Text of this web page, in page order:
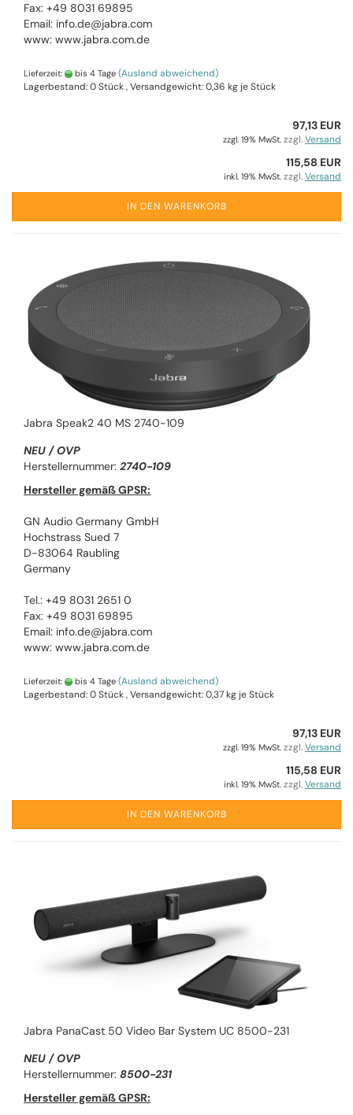
Fax: +49 8031 69895
Email: info.de@jabra.com
www: www.jabra.com.de
Lieferzeit: bis 4 Tage (Ausland abweichend)
Lagerbestand: 0 Stück , Versandgewicht:0,36 kg je Stück
97,13 EUR
zzgl. 19% MwSt. zzgl.Versand
115,58 EUR
inkl. 19% MwSt. zzgl.Versand
IN DEN WARENKORB
Jabra Speak2 40 MS 2740-109
NEU / OVP
Herstellernummer: 2740-109
Hersteller gemäß GPSR:
GN Audio Germany GmbH
Hochstrass Sued 7
D-83064 Raubling
Germany
Tel.: +49 8031 2651 0
Fax: +49 8031 69895
Email: info.de@jabra.com
www: www.jabra.com.de
Lieferzeit: bis 4 Tage (Ausland abweichend)
Lagerbestand: 0 Stück , Versandgewicht:0,37kg je Stück
97,13 EUR
zzgl. 19% MwSt. zzgl.Versand
115,58 EUR
inkl. 19% MwSt. zzgl.Versand
IN DEN WARENKORB
Jabra PanaCast 50 Video Bar System UC 8500-231
NEU / OVP
Herstellernummer: 8500-231
Hersteller gemäß GPSR: